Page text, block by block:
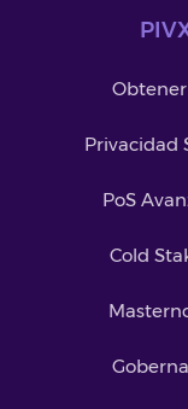
Obtener
Privacidad
PoS
Cold